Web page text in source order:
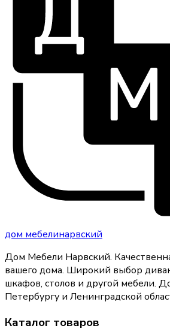
дом мебелинарвский
Дом Мебели Нарвский.
вашего дома. Широкий выбор
шкафов, столов и другой мебели.
Петербургу и Ленинградской
Каталог товаров